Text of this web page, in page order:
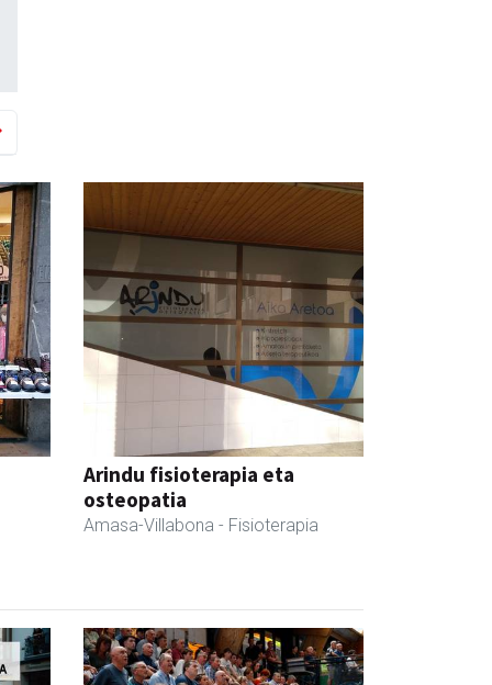
Arindu fisioterapia eta
osteopatia
Amasa-Villabona - Fisioterapia